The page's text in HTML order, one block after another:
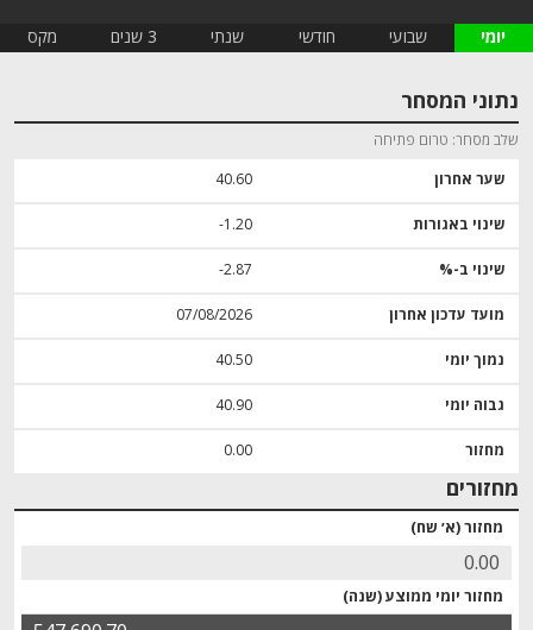
יומי שבועי חודשי שנתי 3 שנים מקס
נתוני המסחר
שלב מסחר טרום פתיחה
שער אחרון 40.60
שינוי באגורות ‎-1.20
שינוי ב-% ‎-2.87
מועד עדכון אחרון 07/08/2026
נמוך יומי 40.50
גבוה יומי 40.90
מחזור 0.00
מחזורים
0.00
מחזור יומי ממוצע (שנה)
מחזור (א׳ שח)